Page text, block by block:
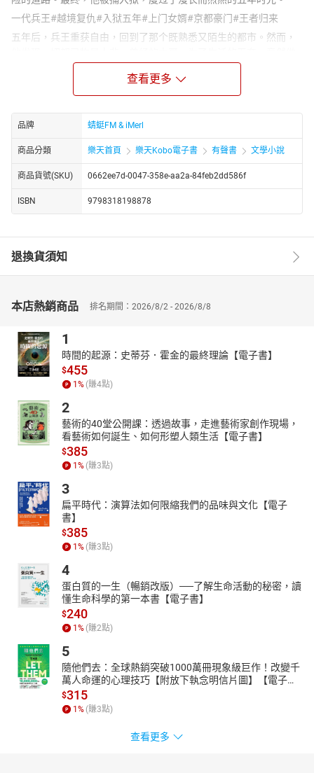
一代兵王#越境复仇#入狱五年#上门女婿#京都豪门#王者归来
五年后，兵王重获自由，回到了那个既熟悉又陌生的都市。然而，
了上门女婿，日日忍受着妻家的欺辱与白眼。而自己，因为那段入
狱的经历，也被所有人鄙夷和排斥，仿佛成了一个不可触碰的污
正当兵王心灰意冷，准备默默承受这一切时，一个惊人的真相却如
晴天霹雳般炸响在他的耳边。原来，他并非孤苦无依的孤儿，而是
赫赫有名的京都豪门太子！这个身份，如同一把钥匙，打开了他通
往新世界的大门。但与此同时，也带来了更多的挑战与危机。
兵王深知，自己的身份一旦曝光，必将引来无数觊觎和追杀。然
而，他并不畏惧，因为他有着一颗坚韧不拔的心和一双铁拳。他决
心用自己的力量，保护身边的亲人和朋友，揭露那些隐藏在暗处的
有人都知道，即使身陷囹圄，他依然是那个不可一世的第一兵王！
http://www.youtube.com/channel/UC2yhCURng4uUj_phEqZwKig/
查看更多
品牌 蜻蜓FM & iMerl
商品分類 樂天首頁 樂天Kobo電子書 有聲書 文學小說
商品貨號(SKU) 0662ee7d-0047-358e-aa2a-84feb2dd586f
ISBN 9798318198878
退換貨須知
本店熱銷商品 排名期間：2026/8/2 - 2026/8/8
1
時間的起源：史蒂芬．霍金的最終理論【電子書】
$455
1 % (賺4點)
2
藝術的40堂公開課：透過故事，走進藝術家創作現場，
看藝術如何誕生、如何形塑人類生活【電子書】
$385
1 % (賺3點)
3
扁平時代：演算法如何限縮我們的品味與文化【電子
書】
$385
1 % (賺3點)
4
蛋白質的一生（暢銷改版）──了解生命活動的秘密，讀
懂生命科學的第一本書【電子書】
$240
1 % (賺2點)
5
隨他們去：全球熱銷突破1000萬冊現象級巨作！改變千
萬人命運的心理技巧【附放下執念明信片圖】【電子
書】
$315
1 % (賺3點)
查看更多